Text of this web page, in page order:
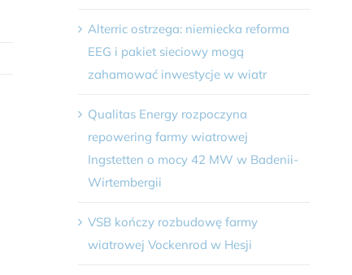
Alterric ostrzega: niemiecka reforma
EEG i pakiet sieciowy mogą
zahamować inwestycje w wiatr
Qualitas Energy rozpoczyna
repowering farmy wiatrowej
Ingstetten o mocy 42 MW w Badenii-
Wirtembergii
VSB kończy rozbudowę farmy
wiatrowej Vockenrod w Hesji